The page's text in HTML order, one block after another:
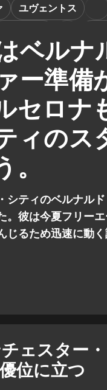
ベルナ
ー準備
セロナ
ィのス
ユヴェントス
シティのベルナル
彼は今夏フリーエ
るため迅速に動く
ェスター
位に立つ